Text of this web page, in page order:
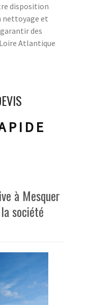
disposition
nettoyage et
des
Atlantique
à Mesquer
société